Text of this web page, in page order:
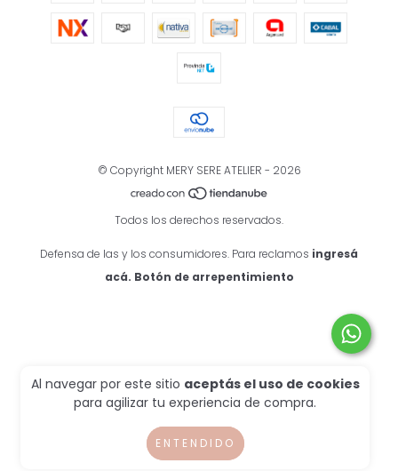
Al navegar por este sitio aceptás el uso de cookies
para agilizar tu experiencia de compra.
ENTENDIDO
© Copyright MERY SERE ATELIER - 2026
Todos los derechos reservados.
Defensa de las y los consumidores. Para reclamos ingresá
acá. Botón de arrepentimiento